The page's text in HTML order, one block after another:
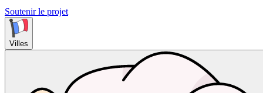
Soutenir le projet
Villes